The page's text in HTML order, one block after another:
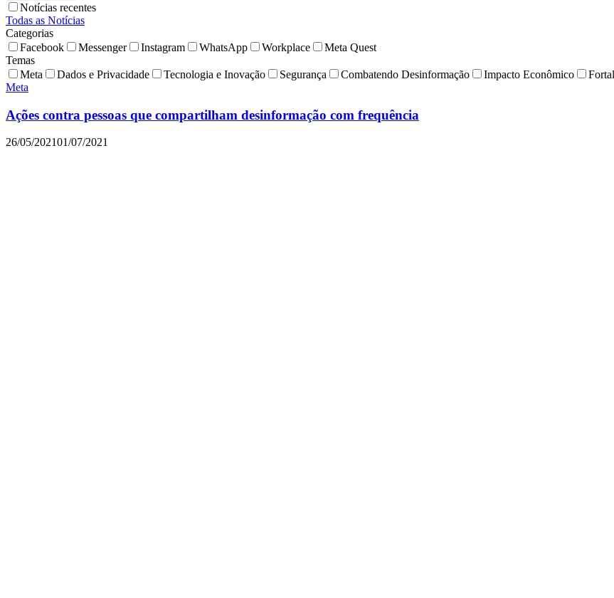
Notícias recentes
Todas as Notícias
Categorias
Facebook
Messenger Instagram WhatsApp Workplace
Meta Quest
Temas
Meta
Dados e Privacidade Tecnologia e Inovação Segurança Combatendo Desinformação Impacto Econômico
Meta
Ações contra pessoas que compartilham desinformação com frequência
26/05/202101/07/2021